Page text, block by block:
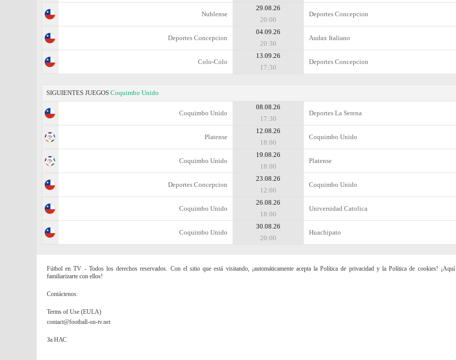
Nublense
29.08.26
20:00
Deportes Concepcion
Deportes Concepcion
04.09.26
20:30
Audax Italiano
Colo-Colo
13.09.26
17:30
Deportes Concepcion
SIGUIENTES JUEGOS Coquimbo Unido
Coquimbo Unido
08.08.26
17:30
Deportes La Serena
Platense
12.08.26
18:00
Coquimbo Unido
Coquimbo Unido
19.08.26
18:00
Platense
Deportes Concepcion
23.08.26
12:00
Coquimbo Unido
Coquimbo Unido
26.08.26
18:00
Universidad Catolica
Coquimbo Unido
30.08.26
20:00
Huachipato
Fútbol en TV - Todos los derechos reservados. Con el sitio que está visitando, ¡automáticamente acepta la Política de privacidad y la Política de cookies! ¡Aquí
familiarizarte con ellos!
Contáctenos:
Terms of Use (EULA)
contact@football-on-tv.net
За НАС